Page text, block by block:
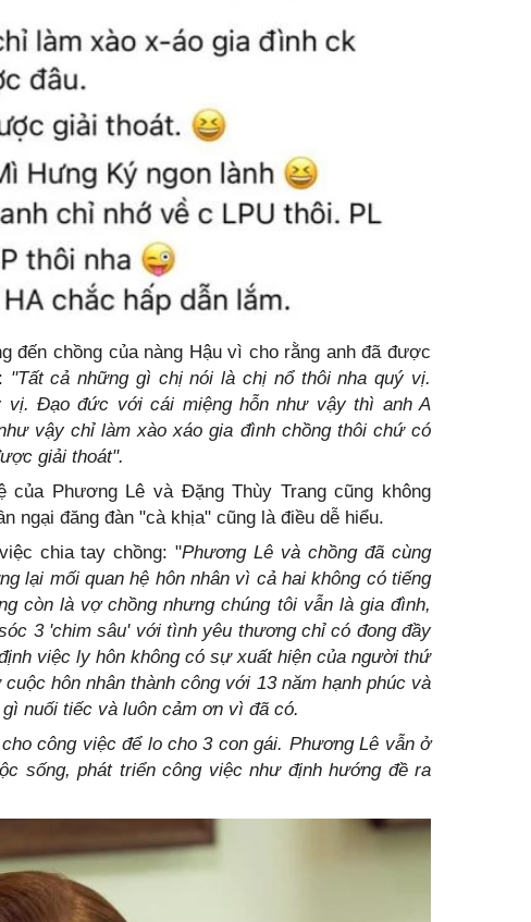
đến chồng của nàng Hậu vì cho rằng anh đã được
"Tất cả những gì chị nói là chị nổ thôi nha quý vị.
vị. Đạo đức với cái miệng hỗn như vậy thì anh A
vậy chỉ làm xào xáo gia đình chồng thôi chứ có
giải thoát".
Phương Lê và Đặng Thùy Trang cũng không
ngại đăng đàn "cà khịa" cũng là điều dễ hiểu.
chia tay chồng: "Phương Lê và chồng đã cùng
lại mối quan hệ hôn nhân vì cả hai không có tiếng
còn là vợ chồng nhưng chúng tôi vẫn là gia đình,
3 'chim sâu' với tình yêu thương chỉ có đong đầy
việc ly hôn không có sự xuất hiện của người thứ
hôn nhân thành công với 13 năm hạnh phúc và
nuối tiếc và luôn cảm ơn vì đã có.
công việc để lo cho 3 con gái. Phương Lê vẫn ở
sống, phát triển công việc như định hướng đề ra